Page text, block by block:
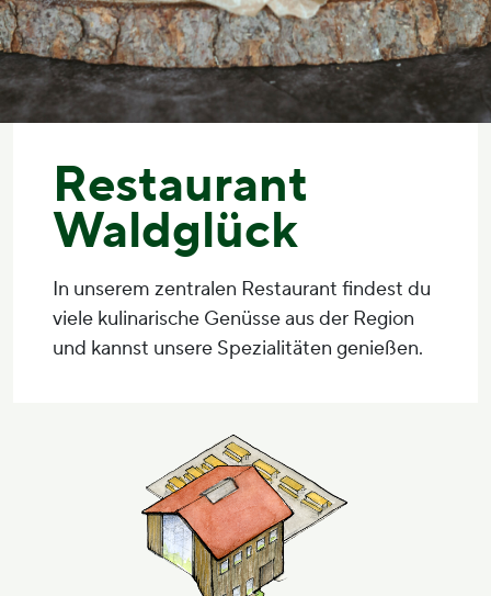
Restaurant
Waldglück
In unserem zentralen Restaurant findest du
viele kulinarische Genüsse aus der Region
und kannst unsere Spezialitäten genießen.